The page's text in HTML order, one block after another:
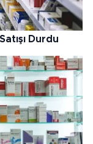
Durdu